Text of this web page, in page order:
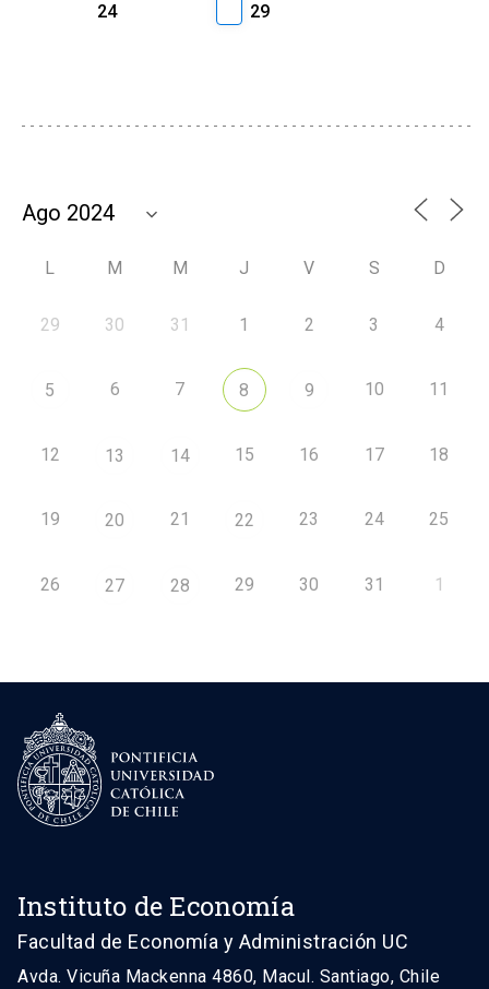
24
29
L M M J V S D
29 30 31 1 2 3 4
5 6 7 8 9 10 11
12 13 14 15 16 17 18
19 20 21 22 23 24 25
26 27 28 29 30 31 1
Instituto de Economía
Facultad de Economía y Administración UC
Avda. Vicuña Mackenna 4860, Macul. Santiago, Chile